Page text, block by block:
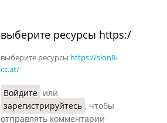
выберите ресурсы https:/
выберите ресурсы https://slon8-
cc.at/
Войдите или
зарегистрируйтесь , чтобы
отправлять комментарии